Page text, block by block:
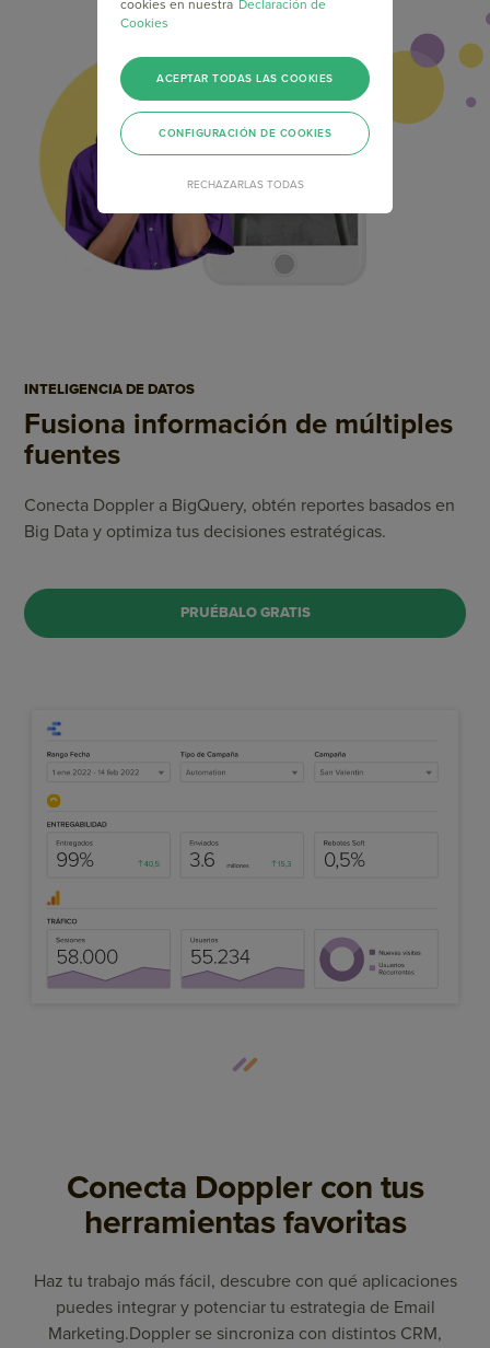
INTELIGENCIA DE DATOS
Fusiona información de múltiples
fuentes
Conecta Doppler a BigQuery, obtén reportes basados en
Big Data y optimiza tus decisiones estratégicas.
PRUÉBALO GRATIS
Conecta Doppler con tus
herramientas favoritas
Haz tu trabajo más fácil, descubre con qué aplicaciones
puedes integrar y potenciar tu estrategia de Email
Marketing.Doppler se sincroniza con distintos CRM,
cookies en nuestra Declaración de
Cookies
RECHAZARLAS TODAS
ACEPTAR TODAS LAS COOKIES
CONFIGURACIÓN DE COOKIES